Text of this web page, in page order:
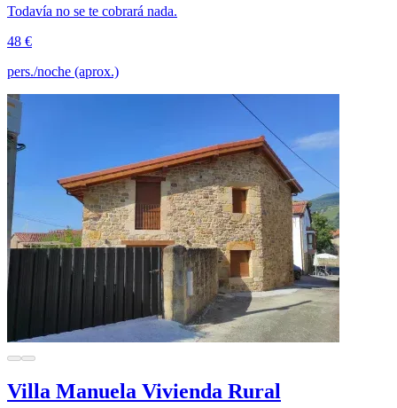
Todavía no se te cobrará nada.
48 €
pers./noche (aprox.)
Villa Manuela Vivienda Rural